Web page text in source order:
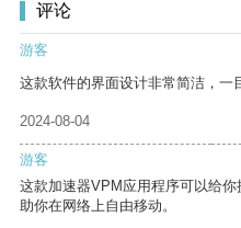
评论
游客
这款软件的界面设计非常简洁，一
2024-08-04
游客
这款加速器VPM应用程序可以给
助你在网络上自由移动。